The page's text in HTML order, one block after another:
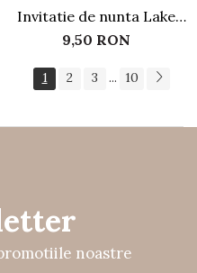
Invitatie de nunta Lake
forest
9,50 RON
1 2 3 ... 10
noastre